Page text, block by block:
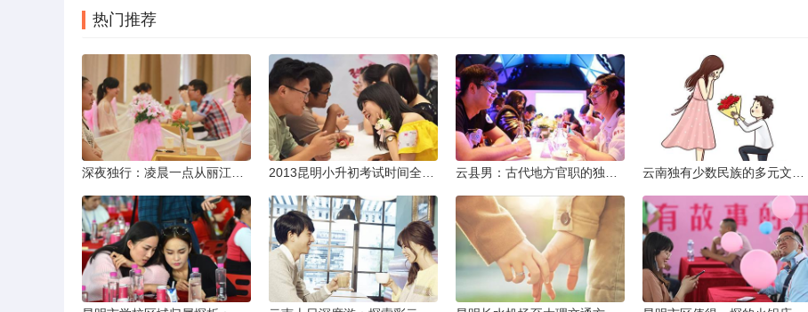
热门推荐